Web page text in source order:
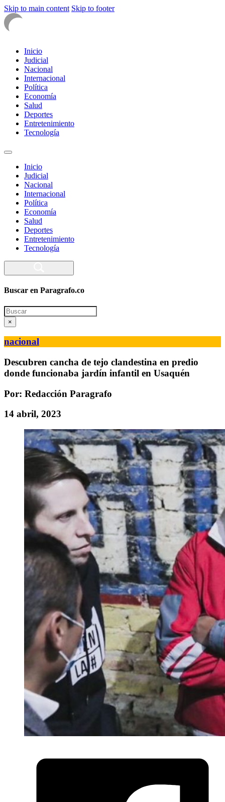
Skip to main content Skip to footer
Inicio
Judicial
Nacional
Internacional
Política
Economía
Salud
Deportes
Entretenimiento
Tecnología
Inicio
Judicial
Nacional
Internacional
Política
Economía
Salud
Deportes
Entretenimiento
Tecnología
Buscar en Paragrafo.co
Search
×
nacional
Descubren cancha de tejo clandestina en predio
donde funcionaba jardín infantil en Usaquén
Por: Redacción Paragrafo
14 abril, 2023